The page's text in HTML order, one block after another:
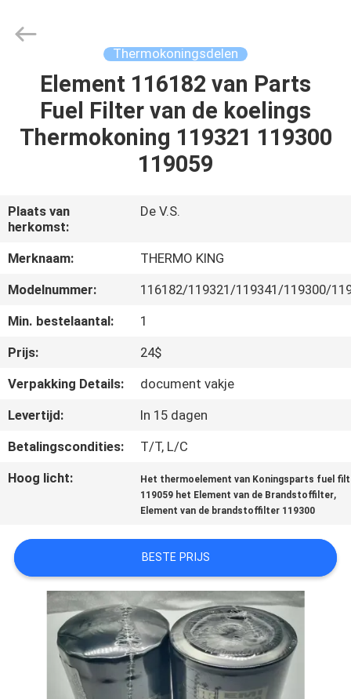
THUIS
PRODUCTEN
ONS
FABRIEKSTOCHT
KWALITEITSCONTROLE
NEEM
CONTACT
MET
ONS
OP
GEVALLEN
SITEMAP
PRIVACYBELEID
LIMITED.
Thermokoningsdelen
Element 116182 van Parts
Fuel Filter van de koelings
Thermokoning 119321 119300
119059
Plaats van
herkomst:
De V.S.
Merknaam:
THERMO KING
Modelnummer:
116182/119321/119341/119300/
Min. bestelaantal:
1
Prijs:
24$
Verpakking Details:
document vakje
Levertijd:
In 15 dagen
Betalingscondities:
T/T, L/C
Hoog licht:
Het thermoelement van Koningsparts fuel
119059 het Element van de Brandstoffilter,
Element van de brandstoffilter 119300
BESTE PRIJS